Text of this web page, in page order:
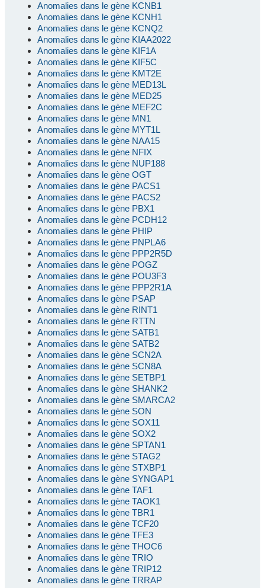
Anomalies dans le gène KCNB1
Anomalies dans le gène KCNH1
Anomalies dans le gène KCNQ2
Anomalies dans le gène KIAA2022
Anomalies dans le gène KIF1A
Anomalies dans le gène KIF5C
Anomalies dans le gène KMT2E
Anomalies dans le gène MED13L
Anomalies dans le gène MED25
Anomalies dans le gène MEF2C
Anomalies dans le gène MN1
Anomalies dans le gène MYT1L
Anomalies dans le gène NAA15
Anomalies dans le gène NFIX
Anomalies dans le gène NUP188
Anomalies dans le gène OGT
Anomalies dans le gène PACS1
Anomalies dans le gène PACS2
Anomalies dans le gène PBX1
Anomalies dans le gène PCDH12
Anomalies dans le gène PHIP
Anomalies dans le gène PNPLA6
Anomalies dans le gène PPP2R5D
Anomalies dans le gène POGZ
Anomalies dans le gène POU3F3
Anomalies dans le gène PPP2R1A
Anomalies dans le gène PSAP
Anomalies dans le gène RINT1
Anomalies dans le gène RTTN
Anomalies dans le gène SATB1
Anomalies dans le gène SATB2
Anomalies dans le gène SCN2A
Anomalies dans le gène SCN8A
Anomalies dans le gène SETBP1
Anomalies dans le gène SHANK2
Anomalies dans le gène SMARCA2
Anomalies dans le gène SON
Anomalies dans le gène SOX11
Anomalies dans le gène SOX2
Anomalies dans le gène SPTAN1
Anomalies dans le gène STAG2
Anomalies dans le gène STXBP1
Anomalies dans le gène SYNGAP1
Anomalies dans le gène TAF1
Anomalies dans le gène TAOK1
Anomalies dans le gène TBR1
Anomalies dans le gène TCF20
Anomalies dans le gène TFE3
Anomalies dans le gène THOC6
Anomalies dans le gène TRIO
Anomalies dans le gène TRIP12
Anomalies dans le gène TRRAP